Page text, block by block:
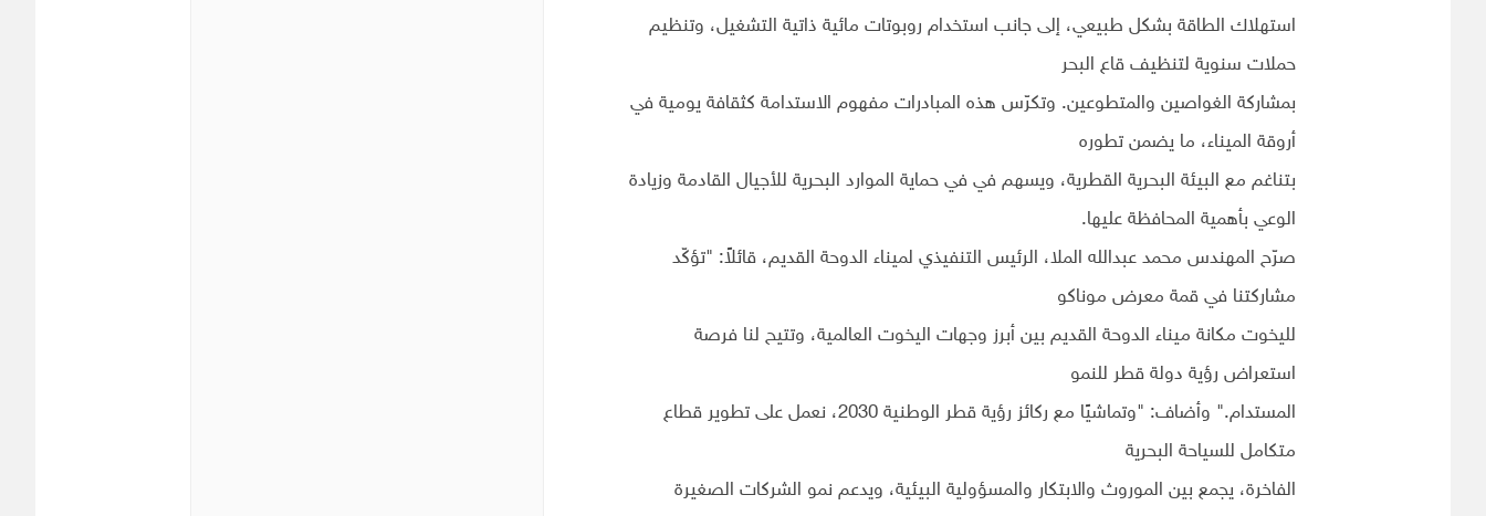
استهلاك الطاقة بشكل طبيعي، إلى جانب استخدام روبوتات مائية ذاتية التشغيل، وتنظيم
حملات سنوية لتنظيف قاع البحر
بمشاركة الغواصين والمتطوعين. وتكرّس هذه المبادرات مفهوم الاستدامة كثقافة يومية في
أروقة الميناء، ما يضمن تطوره
بتناغم مع البيئة البحرية القطرية، ويسهم في في حماية الموارد البحرية للأجيال القادمة وزيادة
الوعي بأهمية المحافظة عليها.
صرّح المهندس محمد عبدالله الملا، الرئيس التنفيذي لميناء الدوحة القديم، قائلاً: "تؤكّد
مشاركتنا في قمة معرض موناكو
لليخوت مكانة ميناء الدوحة القديم بين أبرز وجهات اليخوت العالمية، وتتيح لنا فرصة
استعراض رؤية دولة قطر للنمو
المستدام." وأضاف: "وتماشيًا مع ركائز رؤية قطر الوطنية 2030، نعمل على تطوير قطاع
متكامل للسياحة البحرية
الفاخرة، يجمع بين الموروث والابتكار والمسؤولية البيئية، ويدعم نمو الشركات الصغيرة